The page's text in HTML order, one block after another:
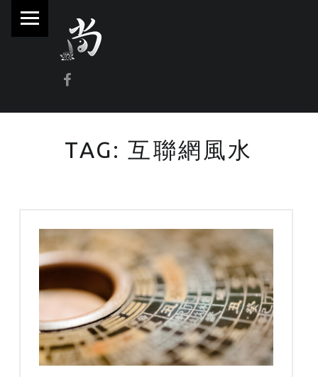
尚
門
甲
理
林師傅(Sammy Lam) 玄學顧問-奇門遁甲流年問事、增運、調整風水
Facebook
TAG:互聯網風水